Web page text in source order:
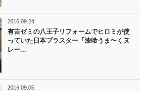
2016.09.24
有吉ゼミの八王子リフォームでヒロミが使
っていた日本プラスター「漆喰うま〜くヌ
レー...
2016.09.05